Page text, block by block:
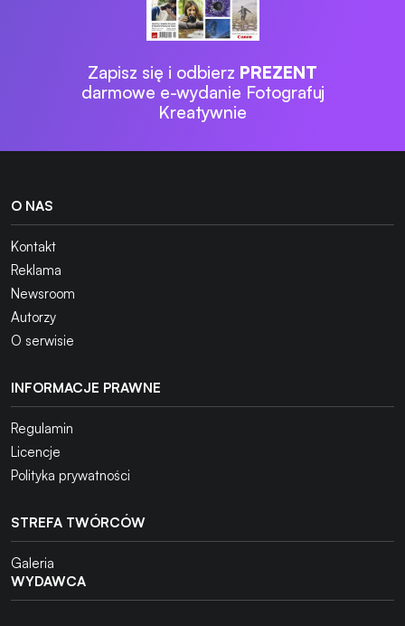
Zapisz się i odbierz PREZENT
darmowe e-wydanie Fotografuj
Kreatywnie
O NAS
Kontakt
Reklama
Newsroom
Autorzy
O serwisie
INFORMACJE PRAWNE
Regulamin
Licencje
Polityka prywatności
STREFA TWÓRCÓW
Galeria
WYDAWCA